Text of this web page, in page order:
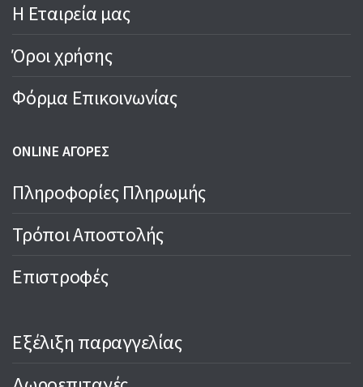
Η Εταιρεία μας
Όροι χρήσης
Φόρμα Επικοινωνίας
ONLINE ΑΓΟΡΕΣ
Πληροφορίες Πληρωμής
Τρόποι Αποστολής
Επιστροφές
Εξέλιξη παραγγελίας